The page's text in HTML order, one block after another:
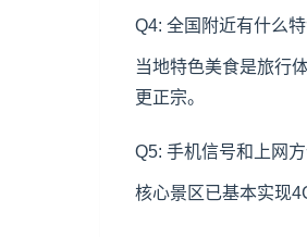
Q4: 全国附近有什么特
当地特色美食是旅行
更正宗。
Q5: 手机信号和上网方
核心景区已基本实现